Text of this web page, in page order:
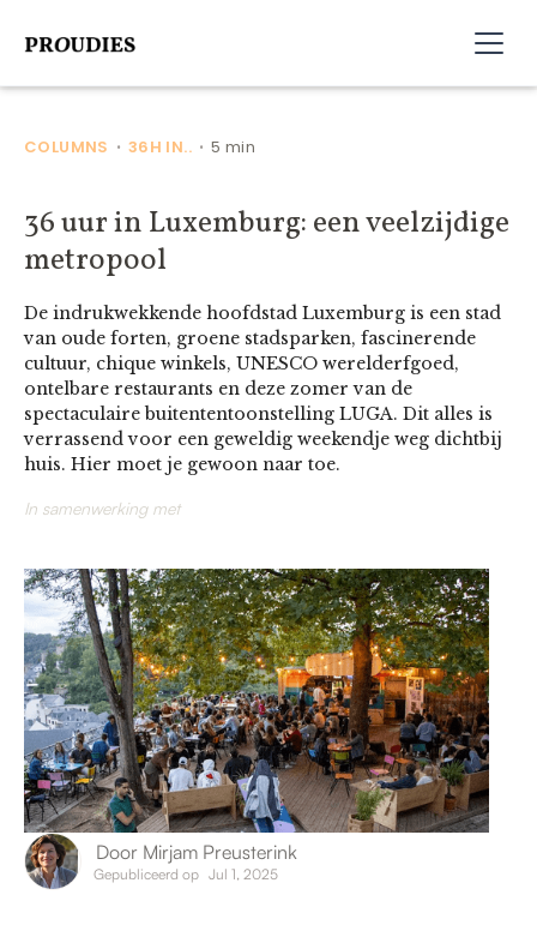
COLUMNS • 36H IN.. •5 min
36 uur in Luxemburg: een veelzijdige
metropool
De indrukwekkende hoofdstad Luxemburg is een stad
van oude forten, groene stadsparken, fascinerende
cultuur, chique winkels, UNESCO werelderfgoed,
ontelbare restaurants en deze zomer van de
spectaculaire buitententoonstelling LUGA. Dit alles is
verrassend voor een geweldig weekendje weg dichtbij
huis. Hier moet je gewoon naar toe.
In samenwerking met
Door Mirjam Preusterink
Gepubliceerd op Jul 1, 2025